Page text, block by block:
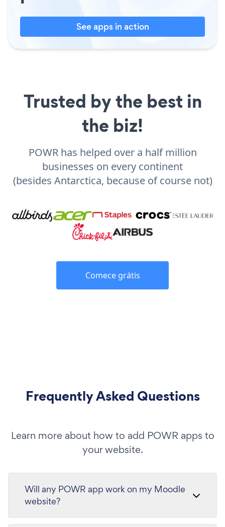
See apps in action
Trusted by the best in
the biz!
POWR has helped over a half million
businesses on every continent
(besides Antarctica, because of course not)
Comece grátis
Frequently Asked Questions
Learn more about how to add POWR apps to
your website.
Will any POWR app work on my Moodle
website?